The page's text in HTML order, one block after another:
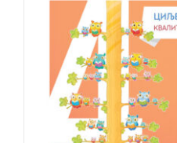
Srbija napreduje u
Život